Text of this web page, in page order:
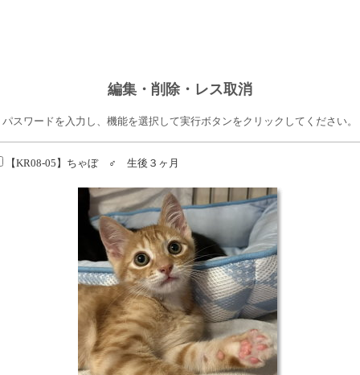
編集・削除・レス取消
パスワードを入力し、機能を選択して実行ボタンをクリックしてください。
【KR08-05】ちゃぼ ♂ 生後３ヶ月